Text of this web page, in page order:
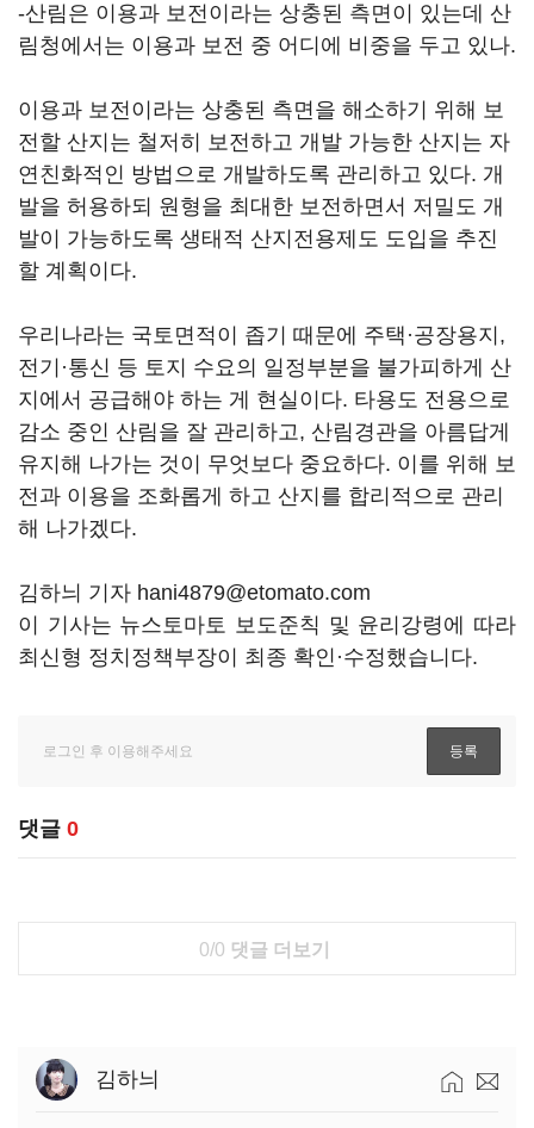
-산림은 이용과 보전이라는 상충된 측면이 있는데 산
림청에서는 이용과 보전 중 어디에 비중을 두고 있나.
이용과 보전이라는 상충된 측면을 해소하기 위해 보
전할 산지는 철저히 보전하고 개발 가능한 산지는 자
연친화적인 방법으로 개발하도록 관리하고 있다. 개
발을 허용하되 원형을 최대한 보전하면서 저밀도 개
발이 가능하도록 생태적 산지전용제도 도입을 추진
할 계획이다.
우리나라는 국토면적이 좁기 때문에 주택·공장용지,
전기·통신 등 토지 수요의 일정부분을 불가피하게 산
지에서 공급해야 하는 게 현실이다. 타용도 전용으로
감소 중인 산림을 잘 관리하고, 산림경관을 아름답게
유지해 나가는 것이 무엇보다 중요하다. 이를 위해 보
전과 이용을 조화롭게 하고 산지를 합리적으로 관리
해 나가겠다.
김하늬 기자 hani4879@etomato.com
이 기사는 뉴스토마토 보도준칙 및 윤리강령에 따라
최신형 정치정책부장이 최종 확인·수정했습니다.
댓글 0
0/0 댓글 더보기
김하늬